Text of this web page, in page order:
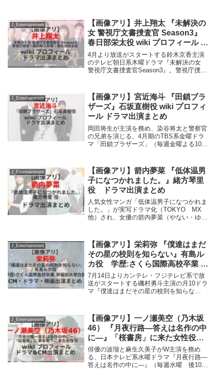
J_Entertainment
【画像アリ】井上翔太 『未解決の
女 警視庁文書捜査官 Season3』
春日部栄太役 wiki プロフィール ド
ラマ出演まとめ
4月より放送がスタートする鈴木京香主演
のテレビ朝日系木曜ドラマ『未解決の女
警視庁文書捜査官Season3』。警視庁捜査
が演じる。井上翔太さんのプロフィール
は? ...
J_Entertainment
【画像アリ】宮近海斗 『田鎖ブラ
ザーズ』石坂直樹役 wiki プロフィ
ール ドラマ出演まとめ
岡田将生が主演を務め、染谷将太と警察官
の兄弟を演じる、4月期のTBS系金曜ドラ
マ「田鎖ブラザーズ」（毎週金曜よる10時
海斗さんのプロフィールは? これまで出演
したテ...
J_Entertainment
【画像アリ】箭内夢菜 『低体温男
子になつかれました。』緒方琴里
役 ドラマ出演まとめ
人気女性マンガ「低体温男子になつかれま
した。」が実写ドラマ化（TOKYO MX
他）され、女優の箭内夢菜（やない・ゆめ
で俳優の曽野舜太（その・しゅんた＝22）
が主...
J_Entertainment
【画像アリ】栄莉弥 『僕達はまだ
その星の校則を知らない』有島ル
カ役 学歴:さくら国際高校卒業 早
稲田大学在籍 CM・ドラマ・映画
出演まとめ
7月14日よりカンテレ・フジテレビ系で放
送がスタートする磯村勇斗主演の月10ドラ
マ『僕達はまだその星の校則を知らな
籍している大学? これまで出演したCM・
テレビド...
J_Entertainment
【画像アリ】一ノ瀬美空（乃木坂
46） 『月夜行路―答えは名作の中
に―』「桜書房」に来た女性役
wiki プロフィール ドラマ&CM出演
まとめ
俳優の波瑠と麻生久美子がW主演を務め
る、日本テレビ系水曜ドラマ『月夜行路―
答えは名作の中に―』（毎週水曜 後10：